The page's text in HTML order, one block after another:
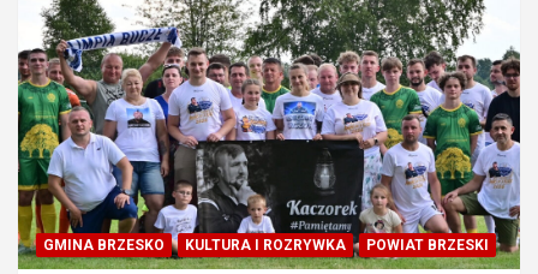
GMINA BRZESKO KULTURA I ROZRYWKA POWIAT BRZESKI